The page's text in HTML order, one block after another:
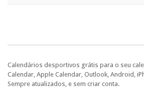
Calendários desportivos grátis para o seu
Calendar, Apple Calendar, Outlook, Android,
Sempre atualizados, e sem criar conta.